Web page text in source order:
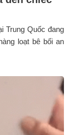
Trung Quốc đang
loạt bê bối an